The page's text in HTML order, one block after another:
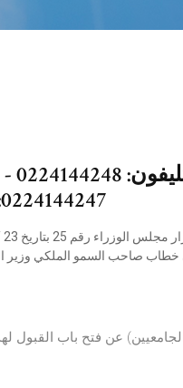
0224144247: المركز الإعلامي للقوات المسلحة